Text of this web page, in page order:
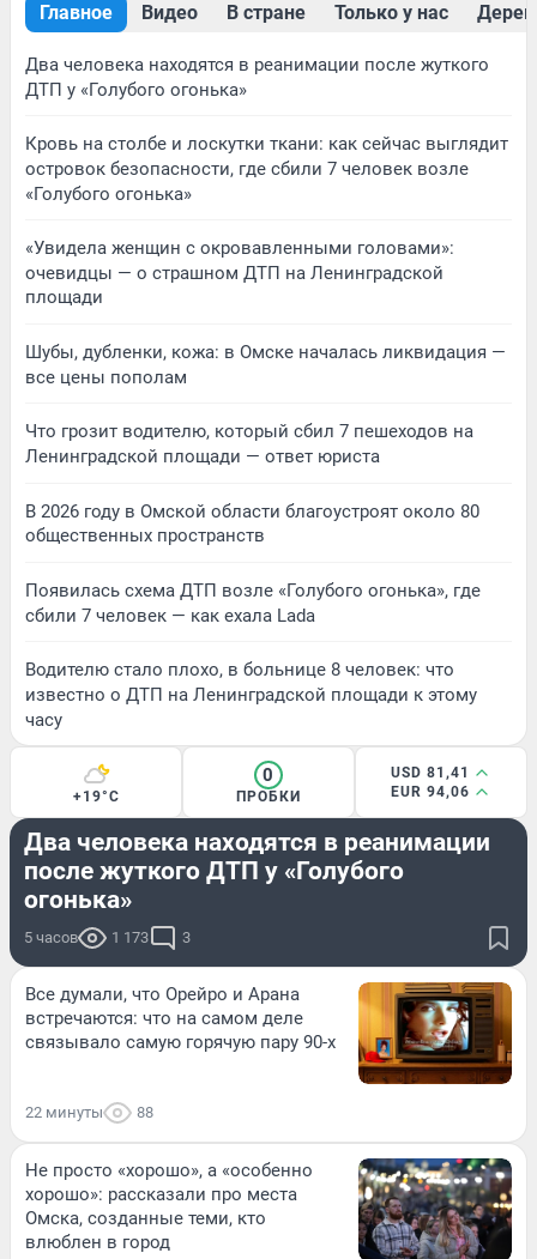
Главное Видео В стране Только у нас
Два человека находятся в реанимации после жуткого
ДТП у «Голубого огонька»
Кровь на столбе и лоскутки ткани: как сейчас выглядит
островок безопасности, где сбили 7 человек возле
«Голубого огонька»
«Увидела женщин с окровавленными головами»:
очевидцы — о страшном ДТП на Ленинградской
площади
Шубы, дубленки, кожа: в Омске началась ликвидация —
все цены пополам
Что грозит водителю, который сбил 7 пешеходов на
Ленинградской площади — ответ юриста
В 2026 году в Омской области благоустроят около 80
общественных пространств
Появилась схема ДТП возле «Голубого огонька», где
сбили 7 человек — как ехала Lada
Водителю стало плохо, в больнице 8 человек: что
известно о ДТП на Ленинградской площади к этому
часу
+19°C
0
ПРОБКИ
USD 81,41
EUR 94,06
ПРОИСШЕСТВИЯ
Два человека находятся в реанимации
после жуткого ДТП у «Голубого
огонька»
5 часов 1 173 3
Все думали, что Орейро и Арана
встречаются: что на самом деле
связывало самую горячую пару 90-х
22 минуты 88
Не просто «хорошо», а «особенно
хорошо»: рассказали про места
Омска, созданные теми, кто
влюблен в город